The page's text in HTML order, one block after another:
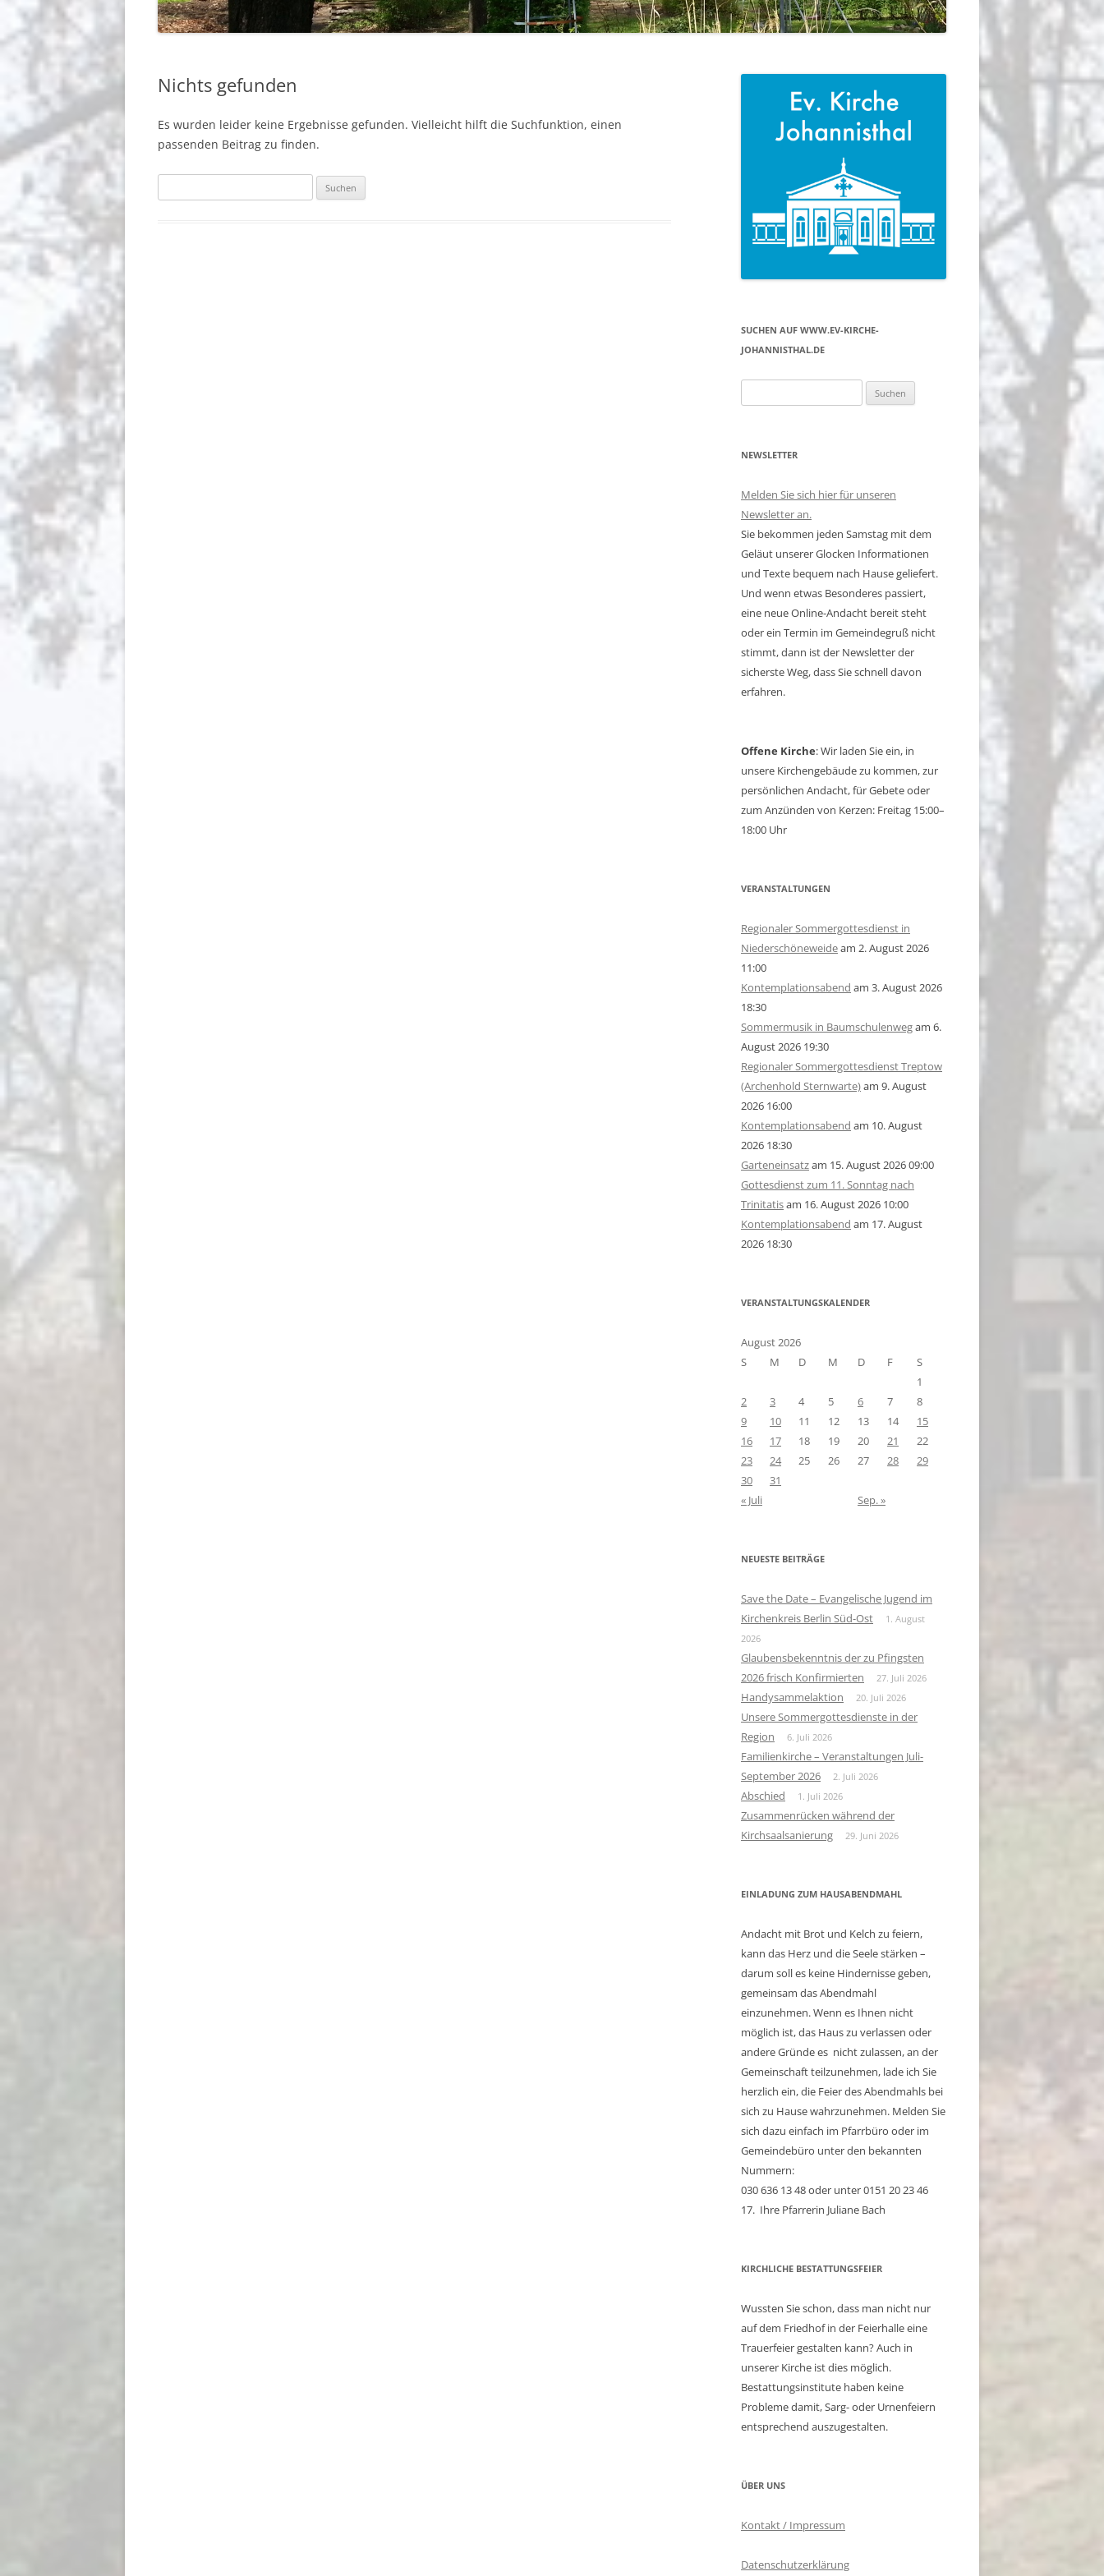
BERICHTE
BERLIN-JOHANNISTHAL
HANDARBEITSKREIS
Nichts gefunden
Es wurden leider keine Ergebnisse gefunden. Vielleicht hilft die Suchfunktion, einen
passenden Beitrag zu finden.
nach:
SUCHEN AUF WWW.EV-KIRCHE-
JOHANNISTHAL.DE
nach:
NEWSLETTER
Melden Sie sich hier für unseren
Newsletter an.
Sie bekommen jeden Samstag mit dem
Geläut unserer Glocken Informationen
und Texte bequem nach Hause geliefert.
Und wenn etwas Besonderes passiert,
eine neue Online-Andacht bereit steht
oder ein Termin im Gemeindegruß nicht
stimmt, dann ist der Newsletter der
sicherste Weg, dass Sie schnell davon
erfahren.
Offene Kirche: Wir laden Sie ein, in
unsere Kirchengebäude zu kommen, zur
persönlichen Andacht, für Gebete oder
zum Anzünden von Kerzen: Freitag 15:00–
18:00 Uhr
VERANSTALTUNGEN
Regionaler Sommergottesdienst in
Niederschöneweideam 2. August 2026
11:00
Kontemplationsabend am 3. August 2026
18:30
Sommermusik in Baumschulenwegam 6.
August 2026 19:30
Regionaler Sommergottesdienst Treptow
(Archenhold Sternwarte)am 9. August
2026 16:00
Kontemplationsabend am 10. August
2026 18:30
Garteneinsatzam 15. August 2026 09:00
Gottesdienst zum 11. Sonntag nach
Trinitatisam 16. August 2026 10:00
Kontemplationsabend am 17. August
2026 18:30
VERANSTALTUNGSKALENDER
August 2026
S
M D M D F
S
1
2
3 4 5 6 7
8
9
10 11 12 13 14
15
16
17 18 19 20 21
22
23
24 25 26 27 28
29
30
31
« Juli
Sep. »
NEUESTE BEITRÄGE
Save the Date – Evangelische Jugend im
Kirchenkreis Berlin Süd-Ost
1. August
2026
Glaubensbekenntnis der zu Pfingsten
2026 frisch Konfirmierten
27. Juli 2026
Handysammelaktion 20. Juli 2026
Unsere Sommergottesdienste in der
Region
6. Juli 2026
Familienkirche – Veranstaltungen Juli-
September 2026
2. Juli 2026
Abschied 1. Juli 2026
Zusammenrücken während der
Kirchsaalsanierung
29. Juni 2026
EINLADUNG ZUM HAUSABENDMAHL
Andacht mit Brot und Kelch zu feiern,
kann das Herz und die Seele stärken –
darum soll es keine Hindernisse geben,
gemeinsam das Abendmahl
einzunehmen. Wenn es Ihnen nicht
möglich ist, das Haus zu verlassen oder
andere Gründe es nicht zulassen, an der
Gemeinschaft teilzunehmen, lade ich Sie
herzlich ein, die Feier des Abendmahls bei
sich zu Hause wahrzunehmen. Melden Sie
sich dazu einfach im Pfarrbüro oder im
Gemeindebüro unter den bekannten
Nummern:
030 636 13 48 oder unter 0151 20 23 46
17. Ihre Pfarrerin Juliane Bach
KIRCHLICHE BESTATTUNGSFEIER
Wussten Sie schon, dass man nicht nur
auf dem Friedhof in der Feierhalle eine
Trauerfeier gestalten kann? Auch in
unserer Kirche ist dies möglich.
Bestattungsinstitute haben keine
Probleme damit, Sarg- oder Urnenfeiern
entsprechend auszugestalten.
ÜBER UNS
Kontakt / Impressum
Datenschutzerklärung